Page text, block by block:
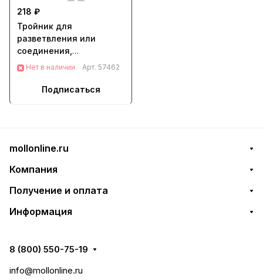
218 ₽
Тройник для
разветвления или
соединения,
штуцерный, латунный
Нет в наличии Арт. 57462
Подписаться
mollonline.ru
Компания
Получение и оплата
Информация
8 (800) 550-75-19
info@mollonline.ru